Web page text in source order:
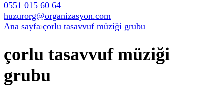
0551 015 60 64
huzurorg@organizasyon.com
Ana sayfa çorlu tasavvuf müziği grubu
çorlu tasavvuf müziği
grubu